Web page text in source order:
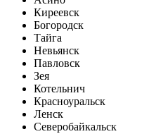
Киреевск
Богородск
Тайга
Невьянск
Павловск
Зея
Котельнич
Красноуральск
Ленск
Северобайкальск